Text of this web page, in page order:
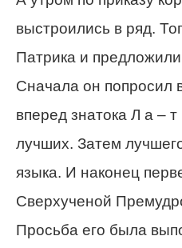
выстроились в ряд.
Патрика и
Сначала он попросил
вперед знатока Л а –
лучших. Затем
языка. И наконец
Сверхученой
Просьба его была